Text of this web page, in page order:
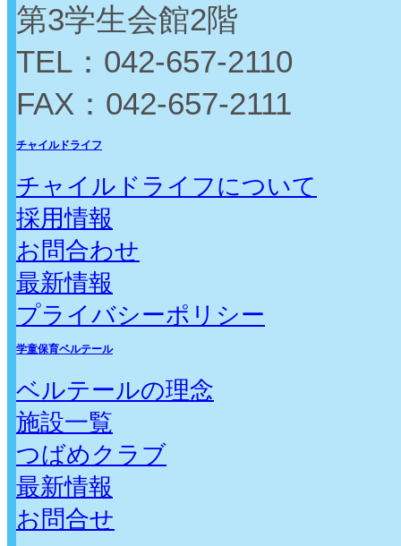
第3学生会館2階
TEL：042-657-2110
FAX：042-657-2111
チャイルドライフ
チャイルドライフについて
採用情報
お問合わせ
最新情報
プライバシーポリシー
学童保育ベルテール
ベルテールの理念
施設一覧
つばめクラブ
最新情報
お問合せ